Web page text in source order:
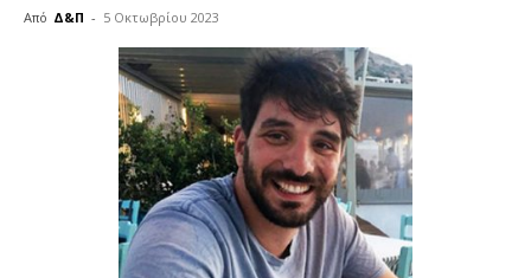
Από Δ&Π - 5 Οκτωβρίου 2023